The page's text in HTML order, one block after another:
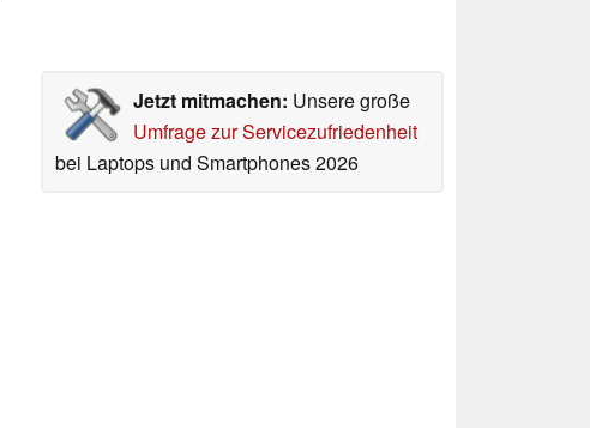
Jetzt mitmachen: Unsere große
Umfrage zur Servicezufriedenheit
bei Laptops und Smartphones 2026